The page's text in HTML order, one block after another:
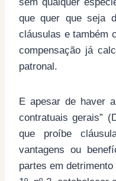
que quer que seja
cláusulas e também
compensação já
patronal.
E apesar de haver
contratuais gerais”
que proíbe
vantagens ou
partes em